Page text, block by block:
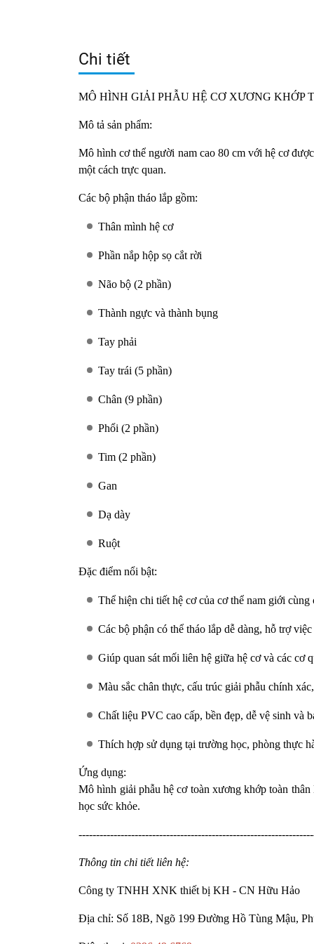
Chi tiết
MÔ HÌNH GIẢI PHẪU HỆ CƠ XƯƠNG KHỚP
Mô tả sản phẩm:
Mô hình cơ thể người nam cao 80 cmvới hệ cơ
một cách trực quan.
Các bộ phận tháo lắp gồm:
Thân mình hệ cơ
Phần nắp hộp sọ cắt rời
Não bộ (2 phần)
Thành ngực và thành bụng
Tay phải
Tay trái (5 phần)
Chân (9 phần)
Phổi (2 phần)
Tim (2 phần)
Gan
Dạ dày
Ruột
Đặc điểm nổi bật:
Thể hiện chi tiết hệ cơ của cơ thể nam giới cùng
Các bộ phận có thể tháo lắp dễ dàng, hỗ trợ
Giúp quan sát mối liên hệ giữa hệ cơ và các cơ
Màu sắc chân thực, cấu trúc giải phẫu chính
Chất liệu PVC cao cấp, bền đẹp, dễ vệ sinh và
Thích hợp sử dụng tại trường học, phòng thực
Ứng dụng:
Mô hình giải phẫu hệ cơ toàn xương khớp toàn thân
học sức khỏe.
Thông tin chi tiết liên hệ:
Công ty TNHH XNK thiết bị KH - CN Hữu Hảo
Địa chỉ: Số 18B, Ngõ 199 Đường Hồ Tùng Mậu,